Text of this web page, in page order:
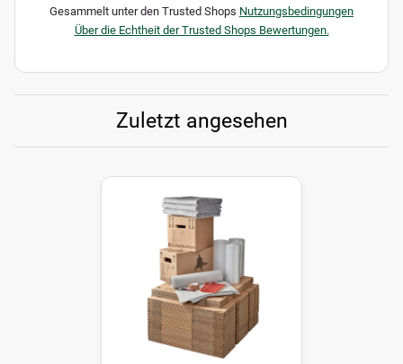
Gesammelt unter den Trusted Shops Nutzungsbedingungen
Über die Echtheit der Trusted Shops Bewertungen.
Zuletzt angesehen